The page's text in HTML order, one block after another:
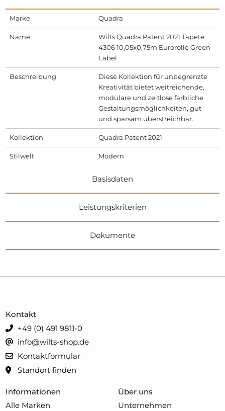
Marke Quadra
Name
Wilts Quadra Patent 2021 Tapete
4306 10,05x0,75m Eurorolle Green
Label
Beschreibung
Diese Kollektion für unbegrenzte
Kreativität bietet weitreichende,
modulare und zeitlose farbliche
Gestaltungsmöglichkeiten, gut
und sparsam überstreichbar.
Kollektion Quadra Patent 2021
Stilwelt Modern
Basisdaten
Leistungskriterien
Dokumente
Informationen
Alle Marken
Über uns
Unternehmen
Kontakt
+49 (0) 491 9811-0
info@wilts-shop.de
Kontaktformular
Standort finden